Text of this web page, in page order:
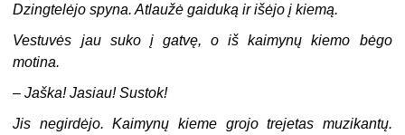
Dzingtelėjo spyna. Atlaužė gaiduką ir išėjo į kiemą.
Vestuvės jau suko į gatvę, o iš kaimynų kiemo bėgo
motina.
–Jaška! Jasiau! Sustok!
Jis negirdėjo. Kaimynų kieme grojo trejetas muzikantų.